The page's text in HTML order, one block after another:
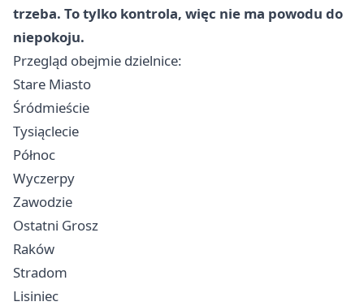
trzeba. To tylko kontrola, więc nie ma powodu do
niepokoju.
Przegląd obejmie dzielnice:
Stare Miasto
Śródmieście
Tysiąclecie
Północ
Wyczerpy
Zawodzie
Ostatni Grosz
Raków
Stradom
Lisiniec